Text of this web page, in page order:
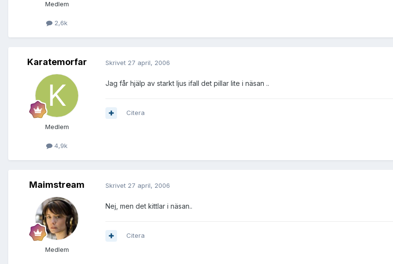
Medlem
2,6k
Karatemorfar
Medlem
4,9k
Skrivet 27 april, 2006
Jag får hjälp av starkt ljus ifall det pillar lite i näsan ..
Citera
Maimstream
Medlem
Skrivet 27 april, 2006
Nej, men det kittlar i näsan..
Citera